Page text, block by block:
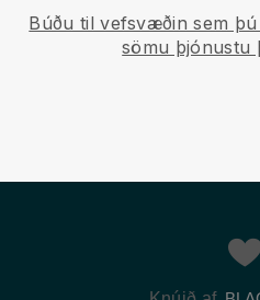
Búðu til vefsvæðin sem
sömu þjónustu